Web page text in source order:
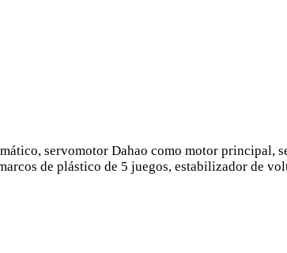
servomotor Dahao como motor principal,
de plástico de 5 juegos, estabilizador de